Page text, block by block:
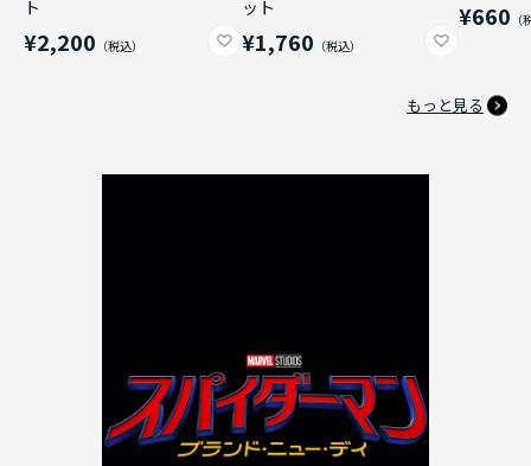
ト
¥2,200
ット
¥1,760
¥660
もっと見る